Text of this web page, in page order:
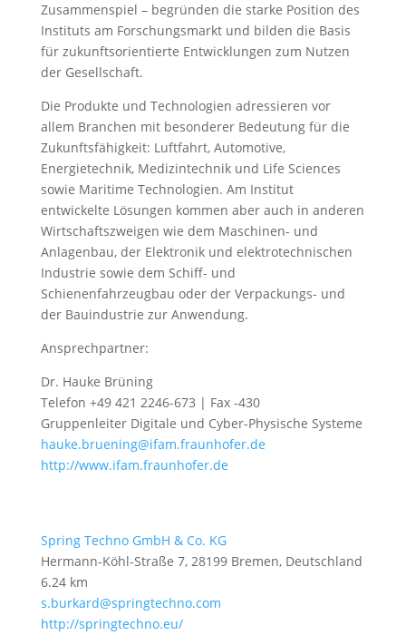
Zusammenspiel – begründen die starke Position des
Instituts am Forschungsmarkt und bilden die Basis
für zukunftsorientierte Entwicklungen zum Nutzen
der Gesellschaft.
Die Produkte und Technologien adressieren vor
allem Branchen mit besonderer Bedeutung für die
Zukunftsfähigkeit: Luftfahrt, Automotive,
Energietechnik, Medizintechnik und Life Sciences
sowie Maritime Technologien. Am Institut
entwickelte Lösungen kommen aber auch in anderen
Wirtschaftszweigen wie dem Maschinen- und
Anlagenbau, der Elektronik und elektrotechnischen
Industrie sowie dem Schiff- und
Schienenfahrzeugbau oder der Verpackungs- und
der Bauindustrie zur Anwendung.
Ansprechpartner:
Dr. Hauke Brüning
Telefon +49 421 2246-673 | Fax -430
Gruppenleiter Digitale und Cyber-Physische Systeme
hauke.bruening@ifam.fraunhofer.de
http://www.ifam.fraunhofer.de
Spring Techno GmbH & Co. KG
Hermann-Köhl-Straße 7, 28199 Bremen, Deutschland
6.24 km
s.burkard@springtechno.com
http://springtechno.eu/